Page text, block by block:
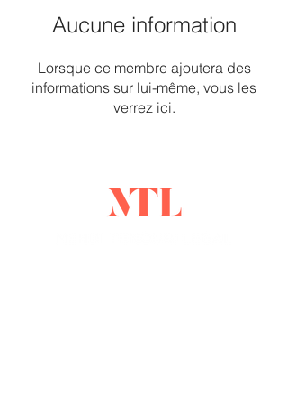
Aucune information
Lorsque ce membre ajoutera des
informations sur lui-même, vous les
verrez ici.